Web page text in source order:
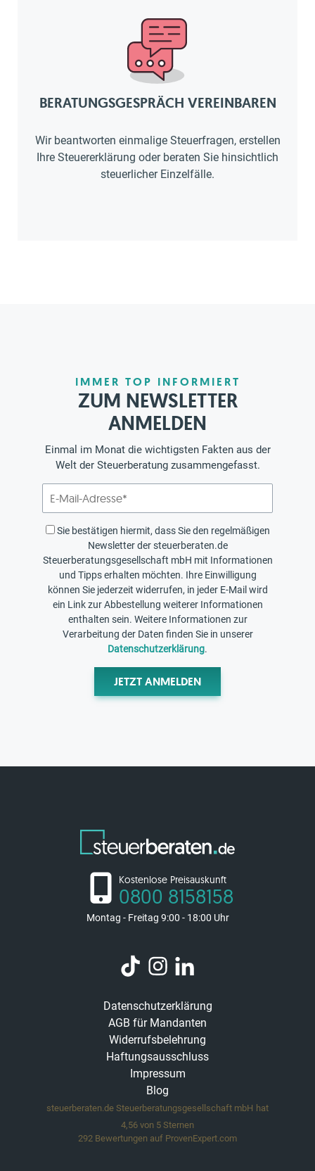
BERATUNGSGESPRÄCH VEREINBAREN
Wir beantworten einmalige Steuerfragen, erstellen
Ihre Steuererklärung oder beraten Sie hinsichtlich
steuerlicher Einzelfälle.
IMMER TOP INFORMIERT
ZUM NEWSLETTER
ANMELDEN
Einmal im Monat die wichtigsten Fakten aus der
Welt der Steuerberatung zusammengefasst.
Sie bestätigen hiermit, dass Sie den regelmäßigen
Newsletter der steuerberaten.de
Steuerberatungsgesellschaft mbH mit Informationen
und Tipps erhalten möchten. Ihre Einwilligung
können Sie jederzeit widerrufen, in jeder E-Mail wird
ein Link zur Abbestellung weiterer Informationen
enthalten sein. Weitere Informationen zur
Verarbeitung der Daten finden Sie in unserer
Datenschutzerklärung.
JETZT ANMELDEN
Kostenlose Preisauskunft
0800 8158158
Montag - Freitag 9:00 - 18:00 Uhr
Datenschutzerklärung
AGB für Mandanten
Widerrufsbelehrung
Haftungsausschluss
Impressum
Blog
steuerberaten.de Steuerberatungsgesellschaft mbH hat
4,56 von 5 Sternen
292 Bewertungen auf ProvenExpert.com